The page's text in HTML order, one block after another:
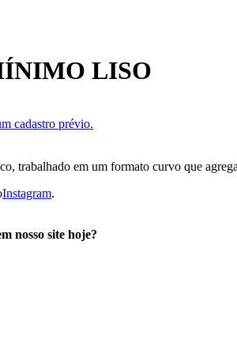
LISO
cadastro prévio.
trabalhado em um formato curvo que
Instagram.
nosso site hoje?